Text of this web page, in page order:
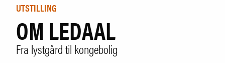
NO|ENG
UTSTILLING
OM LEDAAL
Fra lystgård til kongebolig